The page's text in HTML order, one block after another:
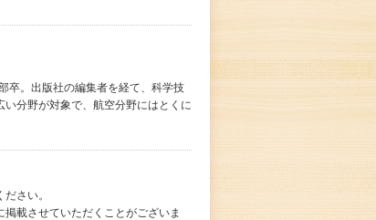
卒。出版社の編集者を経て、科学技
分野が対象で、航空分野にはとくに
さい。
載させていただくことがございま